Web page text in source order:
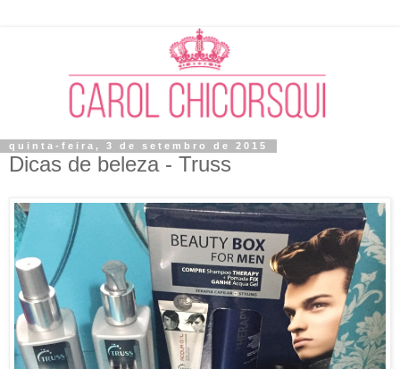
quinta-feira, 3 de setembro de 2015
Dicas de beleza - Truss